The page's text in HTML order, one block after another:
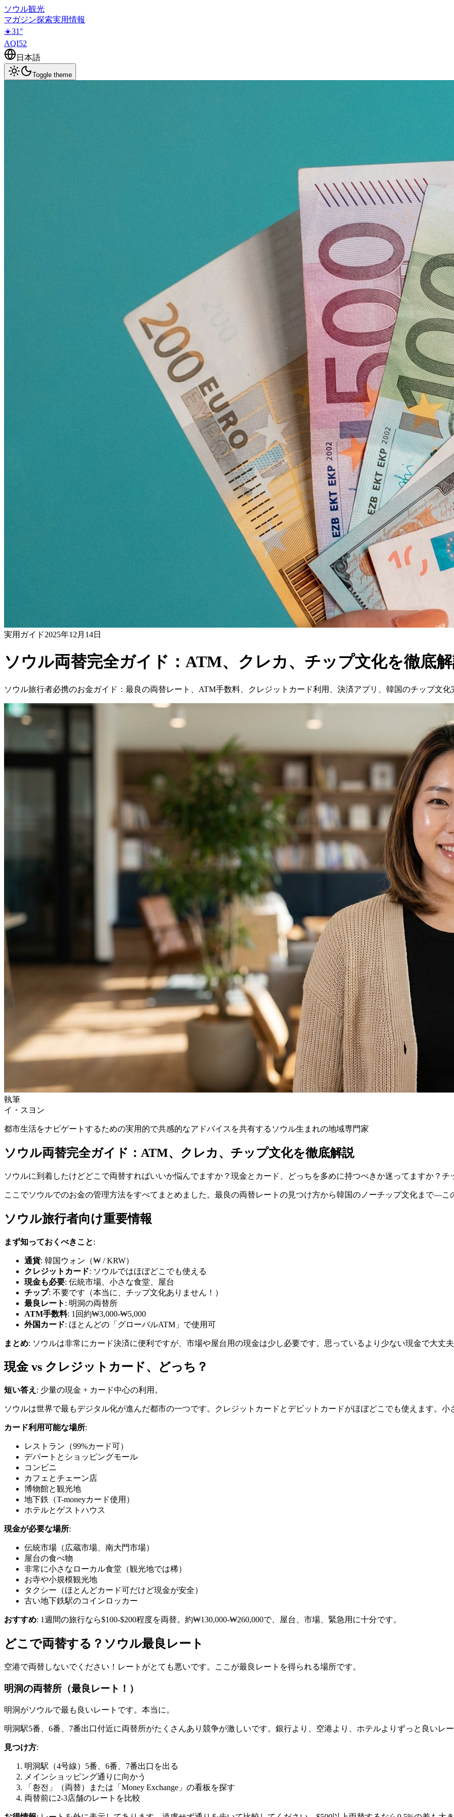
ソウル観光
マガジン探索実用情報
☀️31°
AQI52
日本語
Toggle theme
実用ガイド2025年12月14日
ソウル両替完全ガイド：ATM、クレカ、チップ文化を徹底
ソウル旅行者必携のお金ガイド：最良の両替レート、ATM手数料、クレジットカード利用、決済アプリ、韓国のチップ文化
執筆
イ・スヨン
都市生活をナビゲートするための実用的で共感的なアドバイスを共有するソウル生まれの地域専門家
ソウル両替完全ガイド：ATM、クレカ、チップ文化を徹底解説
ソウルに到着したけどどこで両替すればいいか悩んでますか？現金とカード、どっちを多めに持つべきか迷ってますか？チ
ここでソウルでのお金の管理方法をすべてまとめました。最良の両替レートの見つけ方から韓国のノーチップ文化まで—こ
ソウル旅行者向け重要情報
まず知っておくべきこと:
通貨: 韓国ウォン（₩ / KRW）
クレジットカード: ソウルではほぼどこでも使える
現金も必要: 伝統市場、小さな食堂、屋台
チップ: 不要です（本当に、チップ文化ありません！）
最良レート : 明洞の両替所
ATM手数料: 1回約₩3,000-₩5,000
外国カード: ほとんどの「グローバルATM」で使用可
まとめ: ソウルは非常にカード決済に便利ですが、市場や屋台用の現金は少し必要です。思っているより少ない現金で大丈
現金 vs クレジットカード、どっち？
短い答え : 少量の現金 + カード中心の利用。
ソウルは世界で最もデジタル化が進んだ都市の一つです。クレジットカードとデビットカードがほぼどこでも使えます。
カード利用可能な場所:
レストラン（99%カード可）
デパートとショッピングモール
コンビニ
カフェとチェーン店
博物館と観光地
地下鉄（T-moneyカード使用）
ホテルとゲストハウス
現金が必要な場所:
伝統市場（広蔵市場、南大門市場）
屋台の食べ物
非常に小さなローカル食堂（観光地では稀）
お寺や小規模観光地
タクシー（ほとんどカード可だけど現金が安全）
古い地下鉄駅のコインロッカー
おすすめ: 1週間の旅行なら$100-$200程度を両替。約₩130,000-₩260,000で、屋台、市場、緊急用に十分です。
どこで両替する？ソウル最良レート
空港で両替しないでください！レートがとても悪いです。ここが最良レートを得られる場所です。
明洞の両替所（最良レート！）
明洞がソウルで最も良いレートです。本当に。
明洞駅5番、6番、7番出口付近に両替所がたくさんあり競争が激しいです。銀行より、空港より、ホテルよりずっと良いレ
見つけ方:
明洞駅（4号線）5番、6番、7番出口を出る
メインショッピング通りに向かう
「환전」（両替）または「Money Exchange」の看板を探す
両替前に2-3店舗のレートを比較